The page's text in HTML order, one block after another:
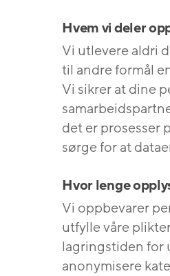
Hvem vi deler
Vi utlevere aldri
til andre formål
Vi sikrer at dine
det er prosesser
sørge for at
Hvor lenge
Vi oppbevarer
utfylle våre
lagringstiden for
anonymisere